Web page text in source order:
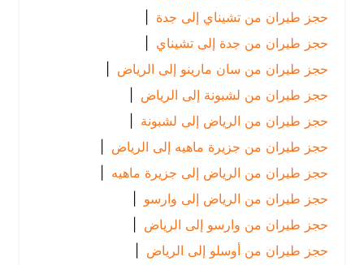
حجز طيران من تشيناي إلى جدة
حجز طيران من جدة إلى تشيناي |
حجز طيران من سان مارينو إلى الرياض
|
حجز طيران من لشبونة إلى الرياض
|
حجز طيران من الرياض إلى لشبونة |
حجز طيران من جزيرة ماهيه إلى الرياض
|
حجز طيران من الرياض إلى جزيرة ماهيه |
حجز طيران من الرياض إلى وارسو
|
حجز طيران من وارسو إلى الرياض
|
حجز طيران من أوسلو إلى الرياض
|